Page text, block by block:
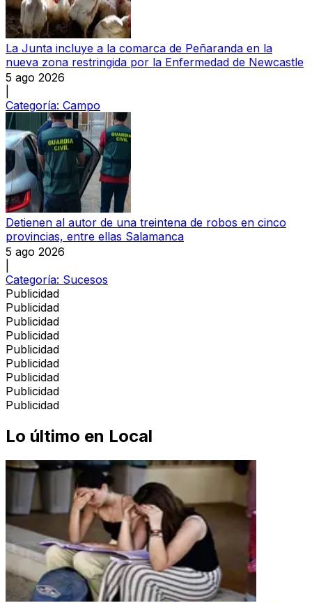
La Junta incluye a la comarca de Peñaranda en la
nueva zona restringida por la Enfermedad de Newcastle
5 ago 2026
Categoría: Campo
Detienen al autor de una treintena de robos en cinco
provincias, entre ellas Salamanca
5 ago 2026
Categoría: Sucesos
Publicidad
Publicidad
Publicidad
Publicidad
Publicidad
Publicidad
Publicidad
Publicidad
Publicidad
Lo último en Local